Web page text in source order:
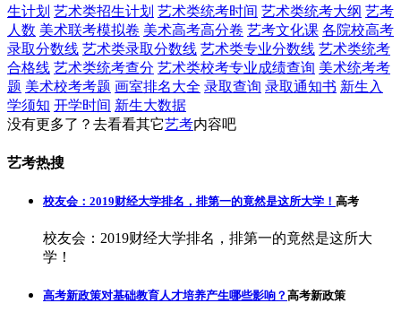
生计划 艺术类招生计划 艺术类统考时间 艺术类统考大纲 艺考
人数 美术联考模拟卷 美术高考高分卷 艺考文化课 各院校高考
录取分数线 艺术类录取分数线 艺术类专业分数线 艺术类统考
合格线 艺术类统考查分 艺术类校考专业成绩查询 美术统考考
题 美术校考考题 画室排名大全 录取查询 录取通知书 新生入
学须知 开学时间 新生大数据
没有更多了？去看看其它艺考内容吧
艺考热搜
校友会：2019财经大学排名，排第一的竟然是这所大学！ 高考
校友会：2019财经大学排名，排第一的竟然是这所大
学！
高考新政策对基础教育人才培养产生哪些影响？ 高考新政策